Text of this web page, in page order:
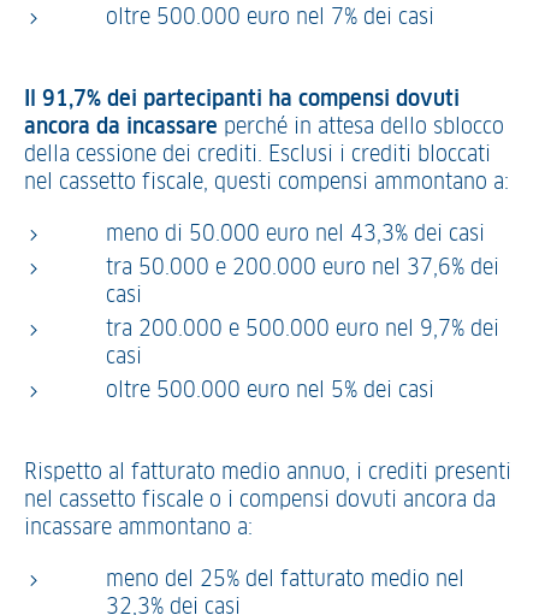
oltre 500.000 euro nel 7% dei casi
Il 91,7% dei partecipanti ha compensi dovuti
ancora da incassare perché in attesa dello sblocco
della cessione dei crediti. Esclusi i crediti bloccati
nel cassetto fiscale, questi compensi ammontano a:
meno di 50.000 euro nel 43,3% dei casi
tra 50.000 e 200.000 euro nel 37,6% dei
casi
tra 200.000 e 500.000 euro nel 9,7% dei
casi
oltre 500.000 euro nel 5% dei casi
Rispetto al fatturato medio annuo, i crediti presenti
nel cassetto fiscale o i compensi dovuti ancora da
incassare ammontano a:
meno del 25% del fatturato medio nel
32,3% dei casi